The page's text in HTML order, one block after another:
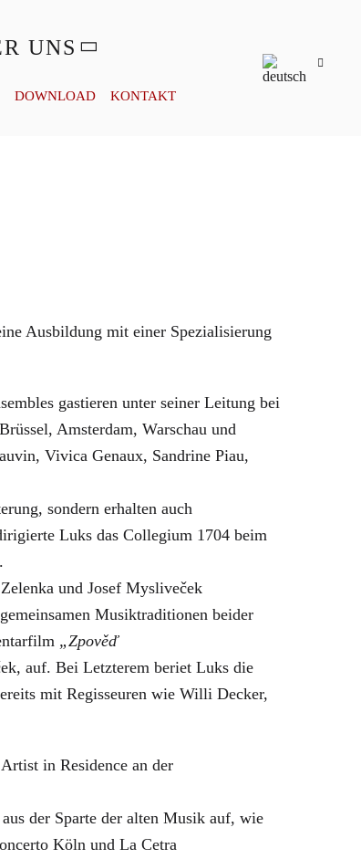
UNS
DOWNLOAD KONTAKT
Ausbildung mit einer Spezialisierung
gastieren unter seiner Leitung bei
Amsterdam, Warschau und
Vivica Genaux, Sandrine Piau,
sondern erhalten auch
Luks das Collegium 1704 beim
und Josef Mysliveček
Musiktraditionen beider
„Zpověď
auf. Bei Letzterem beriet Luks die
mit Regisseuren wie Willi Decker,
in Residence an der
der Sparte der alten Musik auf, wie
Köln und La Cetra